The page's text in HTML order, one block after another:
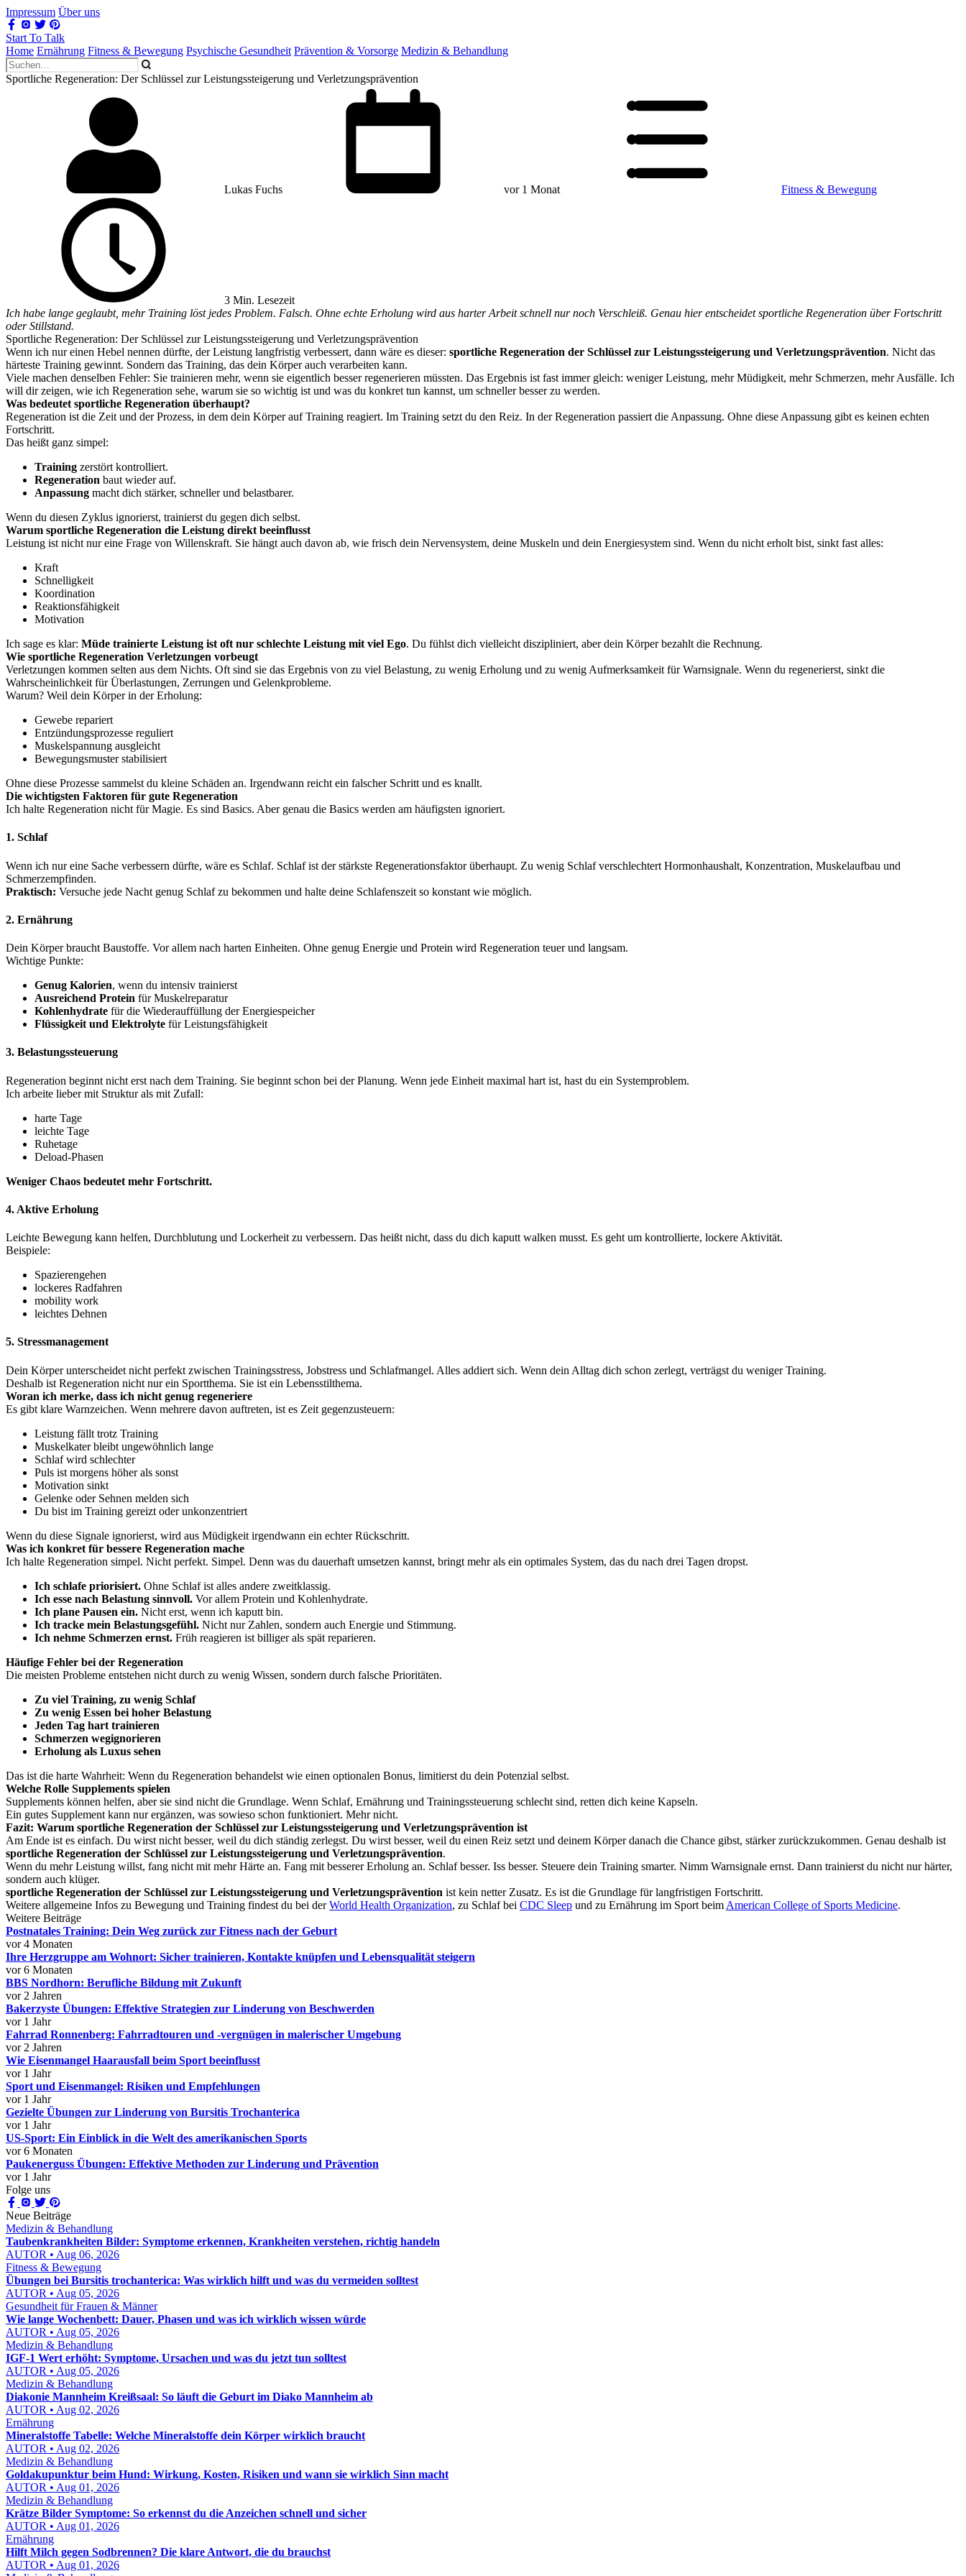
Impressum Über uns
Start To Talk
Home Ernährung Fitness & Bewegung Psychische Gesundheit Prävention & Vorsorge Medizin & Behandlung
Sportliche Regeneration: Der Schlüssel zur Leistungssteigerung und Verletzungsprävention
Lukas Fuchs vor 1 Monat Fitness & Bewegung
3 Min. Lesezeit
Ich habe lange geglaubt, mehr Training löst jedes Problem. Falsch. Ohne echte Erholung wird aus harter Arbeit schnell nur noch Verschleiß. Genau hier entscheidet sportliche Regeneration über Fortschritt
oder Stillstand.
Sportliche Regeneration: Der Schlüssel zur Leistungssteigerung und Verletzungsprävention
Wenn ich nur einen Hebel nennen dürfte, der Leistung langfristig verbessert, dann wäre es dieser: sportliche Regeneration der Schlüssel zur Leistungssteigerung und Verletzungsprävention. Nicht das
härteste Training gewinnt. Sondern das Training, das dein Körper auch verarbeiten kann.
Viele machen denselben Fehler: Sie trainieren mehr, wenn sie eigentlich besser regenerieren müssten. Das Ergebnis ist fast immer gleich: weniger Leistung, mehr Müdigkeit, mehr Schmerzen, mehr Ausfälle. Ich
will dir zeigen, wie ich Regeneration sehe, warum sie so wichtig ist und was du konkret tun kannst, um schneller besser zu werden.
Was bedeutet sportliche Regeneration überhaupt?
Regeneration ist die Zeit und der Prozess, in dem dein Körper auf Training reagiert. Im Training setzt du den Reiz. In der Regeneration passiert die Anpassung. Ohne diese Anpassung gibt es keinen echten
Fortschritt.
Das heißt ganz simpel:
Training zerstört kontrolliert.
Regeneration baut wieder auf.
Anpassung macht dich stärker, schneller und belastbarer.
Wenn du diesen Zyklus ignorierst, trainierst du gegen dich selbst.
Warum sportliche Regeneration die Leistung direkt beeinflusst
Leistung ist nicht nur eine Frage von Willenskraft. Sie hängt auch davon ab, wie frisch dein Nervensystem, deine Muskeln und dein Energiesystem sind. Wenn du nicht erholt bist, sinkt fast alles:
Kraft
Schnelligkeit
Koordination
Reaktionsfähigkeit
Motivation
Ich sage es klar: Müde trainierte Leistung ist oft nur schlechte Leistung mit viel Ego. Du fühlst dich vielleicht diszipliniert, aber dein Körper bezahlt die Rechnung.
Wie sportliche Regeneration Verletzungen vorbeugt
Verletzungen kommen selten aus dem Nichts. Oft sind sie das Ergebnis von zu viel Belastung, zu wenig Erholung und zu wenig Aufmerksamkeit für Warnsignale. Wenn du regenerierst, sinkt die
Wahrscheinlichkeit für Überlastungen, Zerrungen und Gelenkprobleme.
Warum? Weil dein Körper in der Erholung:
Gewebe repariert
Entzündungsprozesse reguliert
Muskelspannung ausgleicht
Bewegungsmuster stabilisiert
Ohne diese Prozesse sammelst du kleine Schäden an. Irgendwann reicht ein falscher Schritt und es knallt.
Die wichtigsten Faktoren für gute Regeneration
Ich halte Regeneration nicht für Magie. Es sind Basics. Aber genau die Basics werden am häufigsten ignoriert.
1. Schlaf
Wenn ich nur eine Sache verbessern dürfte, wäre es Schlaf. Schlaf ist der stärkste Regenerationsfaktor überhaupt. Zu wenig Schlaf verschlechtert Hormonhaushalt, Konzentration, Muskelaufbau und
Schmerzempfinden.
Praktisch: Versuche jede Nacht genug Schlaf zu bekommen und halte deine Schlafenszeit so konstant wie möglich.
2. Ernährung
Dein Körper braucht Baustoffe. Vor allem nach harten Einheiten. Ohne genug Energie und Protein wird Regeneration teuer und langsam.
Wichtige Punkte:
Genug Kalorien, wenn du intensiv trainierst
Ausreichend Protein für Muskelreparatur
Kohlenhydrate für die Wiederauffüllung der Energiespeicher
Flüssigkeit und Elektrolyte für Leistungsfähigkeit
3. Belastungssteuerung
Regeneration beginnt nicht erst nach dem Training. Sie beginnt schon bei der Planung. Wenn jede Einheit maximal hart ist, hast du ein Systemproblem.
Ich arbeite lieber mit Struktur als mit Zufall:
harte Tage
leichte Tage
Ruhetage
Deload-Phasen
Weniger Chaos bedeutet mehr Fortschritt.
4. Aktive Erholung
Leichte Bewegung kann helfen, Durchblutung und Lockerheit zu verbessern. Das heißt nicht, dass du dich kaputt walken musst. Es geht um kontrollierte, lockere Aktivität.
Beispiele:
Spazierengehen
lockeres Radfahren
mobility work
leichtes Dehnen
5. Stressmanagement
Dein Körper unterscheidet nicht perfekt zwischen Trainingsstress, Jobstress und Schlafmangel. Alles addiert sich. Wenn dein Alltag dich schon zerlegt, verträgst du weniger Training.
Deshalb ist Regeneration nicht nur ein Sportthema. Sie ist ein Lebensstilthema.
Woran ich merke, dass ich nicht genug regeneriere
Es gibt klare Warnzeichen. Wenn mehrere davon auftreten, ist es Zeit gegenzusteuern:
Leistung fällt trotz Training
Muskelkater bleibt ungewöhnlich lange
Schlaf wird schlechter
Puls ist morgens höher als sonst
Motivation sinkt
Gelenke oder Sehnen melden sich
Du bist im Training gereizt oder unkonzentriert
Wenn du diese Signale ignorierst, wird aus Müdigkeit irgendwann ein echter Rückschritt.
Was ich konkret für bessere Regeneration mache
Ich halte Regeneration simpel. Nicht perfekt. Simpel. Denn was du dauerhaft umsetzen kannst, bringt mehr als ein optimales System, das du nach drei Tagen dropst.
Ich schlafe priorisiert. Ohne Schlaf ist alles andere zweitklassig.
Ich esse nach Belastung sinnvoll. Vor allem Protein und Kohlenhydrate.
Ich plane Pausen ein. Nicht erst, wenn ich kaputt bin.
Ich tracke mein Belastungsgefühl. Nicht nur Zahlen, sondern auch Energie und Stimmung.
Ich nehme Schmerzen ernst. Früh reagieren ist billiger als spät reparieren.
Häufige Fehler bei der Regeneration
Die meisten Probleme entstehen nicht durch zu wenig Wissen, sondern durch falsche Prioritäten.
Zu viel Training, zu wenig Schlaf
Zu wenig Essen bei hoher Belastung
Jeden Tag hart trainieren
Schmerzen wegignorieren
Erholung als Luxus sehen
Das ist die harte Wahrheit: Wenn du Regeneration behandelst wie einen optionalen Bonus, limitierst du dein Potenzial selbst.
Welche Rolle Supplements spielen
Supplements können helfen, aber sie sind nicht die Grundlage. Wenn Schlaf, Ernährung und Trainingssteuerung schlecht sind, retten dich keine Kapseln.
Ein gutes Supplement kann nur ergänzen, was sowieso schon funktioniert. Mehr nicht.
Fazit: Warum sportliche Regeneration der Schlüssel zur Leistungssteigerung und Verletzungsprävention ist
Am Ende ist es einfach. Du wirst nicht besser, weil du dich ständig zerlegst. Du wirst besser, weil du einen Reiz setzt und deinem Körper danach die Chance gibst, stärker zurückzukommen. Genau deshalb ist
sportliche Regeneration der Schlüssel zur Leistungssteigerung und Verletzungsprävention.
Wenn du mehr Leistung willst, fang nicht mit mehr Härte an. Fang mit besserer Erholung an. Schlaf besser. Iss besser. Steuere dein Training smarter. Nimm Warnsignale ernst. Dann trainierst du nicht nur härter,
sondern auch klüger.
sportliche Regeneration der Schlüssel zur Leistungssteigerung und Verletzungsprävention ist kein netter Zusatz. Es ist die Grundlage für langfristigen Fortschritt.
Weitere allgemeine Infos zu Bewegung und Training findest du bei derWorld Health Organization, zu Schlaf bei CDC Sleep und zu Ernährung im Sport beim American College of Sports Medicine.
Weitere Beiträge
Postnatales Training: Dein Weg zurück zur Fitness nach der Geburt
vor 4 Monaten
Ihre Herzgruppe am Wohnort: Sicher trainieren, Kontakte knüpfen und Lebensqualität steigern
vor 6 Monaten
BBS Nordhorn: Berufliche Bildung mit Zukunft
vor 2 Jahren
Bakerzyste Übungen: Effektive Strategien zur Linderung von Beschwerden
vor 1 Jahr
Fahrrad Ronnenberg: Fahrradtouren und -vergnügen in malerischer Umgebung
vor 2 Jahren
Wie Eisenmangel Haarausfall beim Sport beeinflusst
vor 1 Jahr
Sport und Eisenmangel: Risiken und Empfehlungen
vor 1 Jahr
Gezielte Übungen zur Linderung von Bursitis Trochanterica
vor 1 Jahr
US-Sport: Ein Einblick in die Welt des amerikanischen Sports
vor 6 Monaten
Paukenerguss Übungen: Effektive Methoden zur Linderung und Prävention
vor 1 Jahr
Folge uns
Neue Beiträge
Medizin & Behandlung
Taubenkrankheiten Bilder: Symptome erkennen, Krankheiten verstehen, richtig handeln
AUTOR • Aug 06, 2026
Fitness & Bewegung
Übungen bei Bursitis trochanterica: Was wirklich hilft und was du vermeiden solltest
AUTOR • Aug 05, 2026
Gesundheit für Frauen & Männer
Wie lange Wochenbett: Dauer, Phasen und was ich wirklich wissen würde
AUTOR • Aug 05, 2026
Medizin & Behandlung
IGF-1 Wert erhöht: Symptome, Ursachen und was du jetzt tun solltest
AUTOR • Aug 05, 2026
Medizin & Behandlung
Diakonie Mannheim Kreißsaal: So läuft die Geburt im Diako Mannheim ab
AUTOR • Aug 02, 2026
Ernährung
Mineralstoffe Tabelle: Welche Mineralstoffe dein Körper wirklich braucht
AUTOR • Aug 02, 2026
Medizin & Behandlung
Goldakupunktur beim Hund: Wirkung, Kosten, Risiken und wann sie wirklich Sinn macht
AUTOR • Aug 01, 2026
Medizin & Behandlung
Krätze Bilder Symptome: So erkennst du die Anzeichen schnell und sicher
AUTOR • Aug 01, 2026
Ernährung
Hilft Milch gegen Sodbrennen? Die klare Antwort, die du brauchst
AUTOR • Aug 01, 2026